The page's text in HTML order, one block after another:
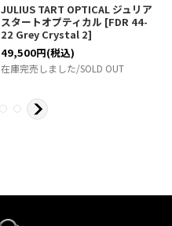
JULIUS TART OPTICAL ジュリア
スタートオプティカル [FDR 44-
22 Grey Crystal 2]
49,500円(税込)
在庫完売しました/SOLD OUT